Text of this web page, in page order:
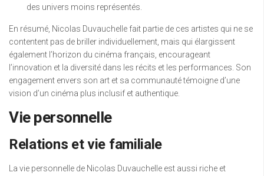
des univers moins représentés.
En résumé, Nicolas Duvauchelle fait partie de ces artistes qui ne se
contentent pas de briller individuellement, mais qui élargissent
également l’horizon du cinéma français, encourageant
l’innovation et la diversité dans les récits et les performances. Son
engagement envers son art et sa communauté témoigne d’une
vision d’un cinéma plus inclusif et authentique.
Vie personnelle
Relations et vie familiale
La vie personnelle de Nicolas Duvauchelle est aussi riche et